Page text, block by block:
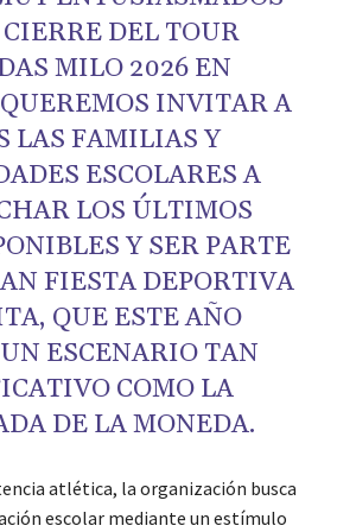
DEL TOUR
MILO 2026 EN
INVITAR A
LAS FAMILIAS Y
ESCOLARES A
LOS ÚLTIMOS
Y SER PARTE
FIESTA DEPORTIVA
QUE ESTE AÑO
ESCENARIO TAN
COMO LA
DE LA MONEDA.
atlética, la organización busca
escolar mediante un estímulo